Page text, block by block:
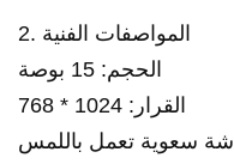
2. المواصفات الفنية
الحجم: 15 بوصة
القرار: 1024 * 768
سعوية تعمل باللمس